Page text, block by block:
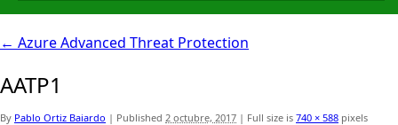
← Azure Advanced Threat Protection
AATP1
By Pablo Ortiz Baiardo | Published 2 octubre, 2017 | Full size is 740 × 588 pixels